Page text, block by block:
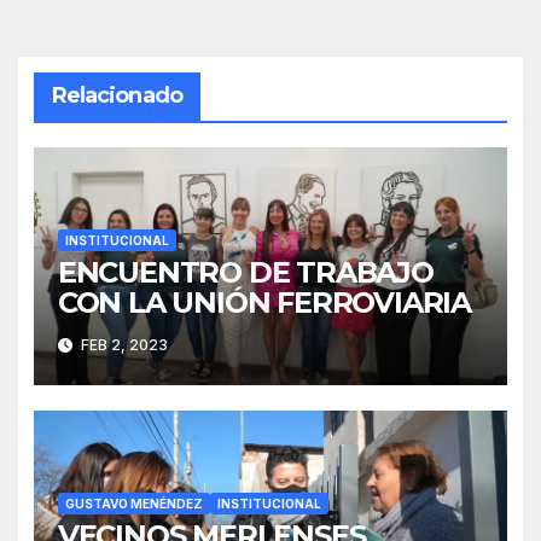
Relacionado
INSTITUCIONAL
ENCUENTRO DE TRABAJO
CON LA UNIÓN FERROVIARIA
FEB 2, 2023
GUSTAVO MENÉNDEZ INSTITUCIONAL